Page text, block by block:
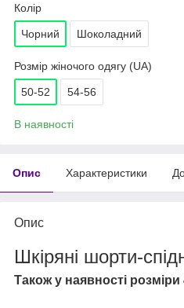
Колір
Чорний Шоколадний
Розмір жіночого одягу (UA)
50-52 54-56
В наявності
Опис Характеристики
Опис
Шкіряні шорти-
Також у наявності розміри